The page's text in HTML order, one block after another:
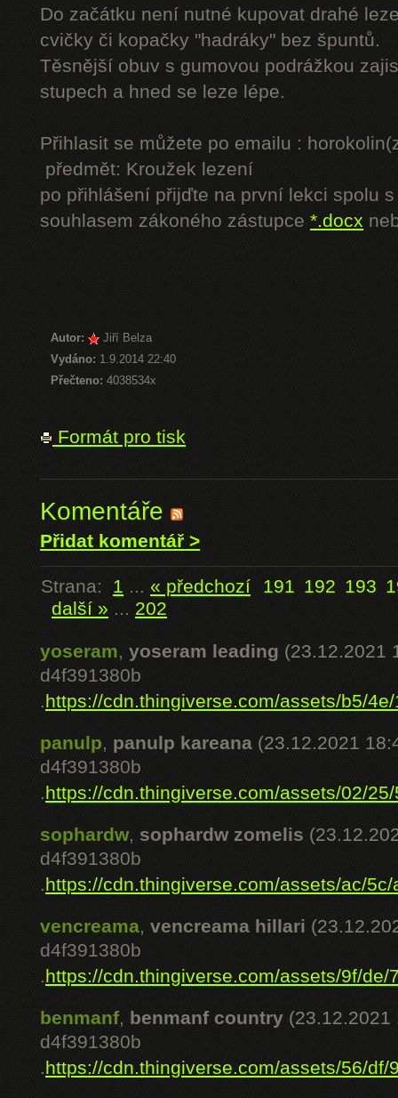
Do začátku není nutné kupovat drahé
cvičky či kopačky "hadráky" bez špuntů.
Těsnější obuv s gumovou podrážkou
stupech a hned se leze lépe.
Přihlasit se můžete po emailu :
předmět: Kroužek lezení
po přihlášení přijďte na první lekci spolu
souhlasem zákoného zástupce *.docx
Autor:
Jiří Belza
Vydáno: 1.9.2014 22:40
Přečteno: 4038534x
Formát pro tisk
Komentáře
Přidat komentář >
Strana: 1 ... « předchozí 191 192 193
další » ... 202
yoseram, yoseram leading (23.12.2021
d4f391380b
.https://cdn.thingiverse.com/assets/b5/
panulp, panulp kareana (23.12.2021
d4f391380b
.https://cdn.thingiverse.com/assets/02/
sophardw, sophardw zomelis
d4f391380b
.https://cdn.thingiverse.com/assets/ac/5c/
vencreama, vencreama hillari
d4f391380b
.https://cdn.thingiverse.com/assets/9f/de/
benmanf, benmanf country (23.12.2021
d4f391380b
.https://cdn.thingiverse.com/assets/56/df/